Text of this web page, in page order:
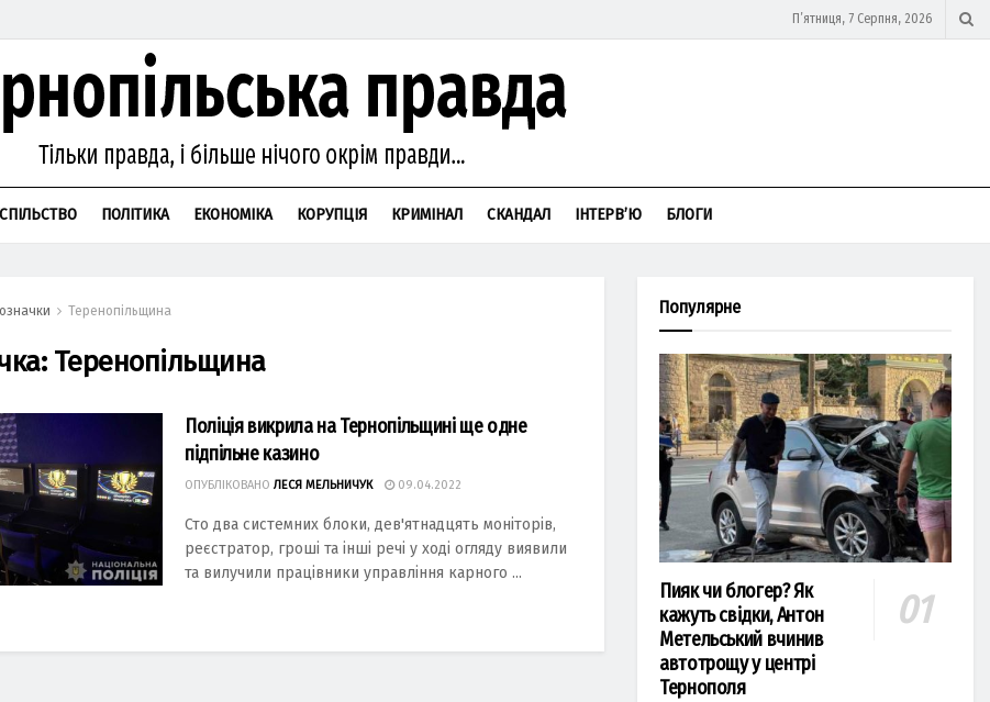
П’ятниця, 7 Серпня, 2026
ПОЛІТИКА ЕКОНОМІКА КОРУПЦІЯ КРИМІНАЛ СКАНДАЛ ІНТЕРВ’Ю БЛОГИ
Теренопільщина
Теренопільщина
Поліція викрила на Тернопільщині ще одне
підпільне казино
ОПУБЛІКОВАНО ЛЕСЯ МЕЛЬНИЧУК 09.04.2022
Сто два системних блоки, дев'ятнадцять моніторів,
реєстратор, гроші та інші речі у ході огляду виявили
та вилучили працівники управління карного ...
Популярне
Пияк чи блогер? Як
кажуть свідки, Антон
Метельський вчинив
автотрощу у центрі
Тернополя